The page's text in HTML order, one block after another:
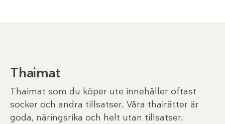
Thaimat
Thaimat som du köper ute innehåller oftast
socker och andra tillsatser. Våra thairätter är
goda, näringsrika och helt utan tillsatser.